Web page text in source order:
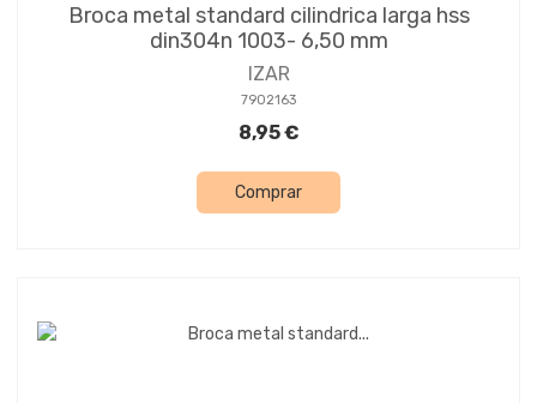
Broca metal standard cilindrica larga hss
din304n 1003- 6,50 mm
IZAR
7902163
8,95 €
Comprar